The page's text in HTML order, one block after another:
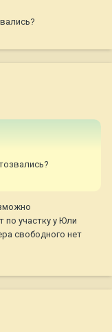
по участку у Юли
свободного нет